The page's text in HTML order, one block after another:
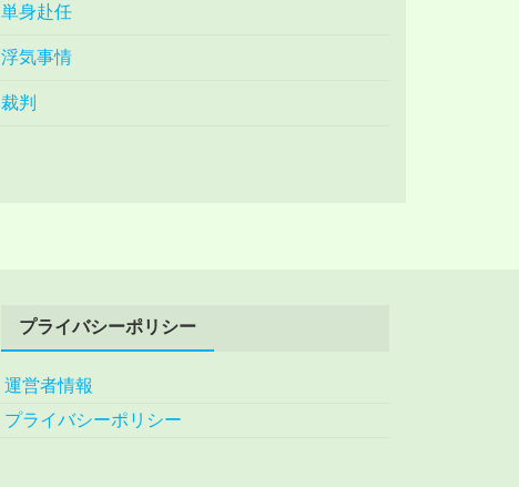
単身赴任
浮気事情
裁判
プライバシーポリシー
運営者情報
プライバシーポリシー